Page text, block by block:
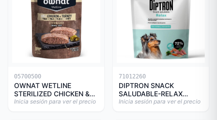
05700500
OWNAT WETLINE
STERILIZED CHICKEN &
TURKEY CAT 85gr
Inicia sesión para ver el precio
71012260
DIPTRON SNACK
SALUDABLE-RELAX
150GR
Inicia sesión para ver el precio